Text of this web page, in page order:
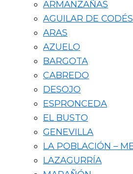
ARMANZAÑAS
AGUILAR DE CODÉS
ARAS
AZUELO
BARGOTA
CABREDO
DESOJO
ESPRONCEDA
EL BUSTO
GENEVILLA
LA POBLACIÓN –
LAZAGURRÍA